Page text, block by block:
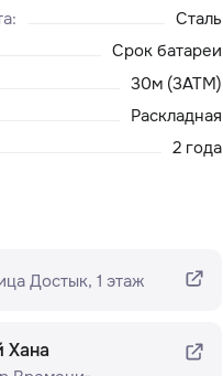
:
Сталь
Срок батареи
30м (3ATM)
Раскладная
2 года
Достык, 1 этаж
Хана